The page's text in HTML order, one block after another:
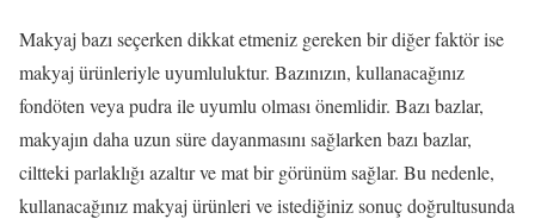
Makyaj bazı seçerken dikkat etmeniz gereken bir diğer faktör ise
makyaj ürünleriyle uyumluluktur. Bazınızın, kullanacağınız
fondöten veya pudra ile uyumlu olması önemlidir. Bazı bazlar,
makyajın daha uzun süre dayanmasını sağlarken bazı bazlar,
ciltteki parlaklığı azaltır ve mat bir görünüm sağlar. Bu nedenle,
kullanacağınız makyaj ürünleri ve istediğiniz sonuç doğrultusunda